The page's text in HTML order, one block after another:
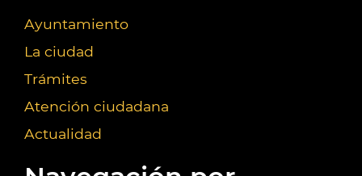
Ayuntamiento
La ciudad
Trámites
Atención ciudadana
Actualidad